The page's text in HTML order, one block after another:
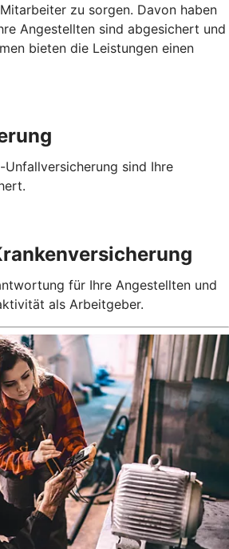
zu sorgen. Davon haben
Angestellten sind abgesichert und
bieten die Leistungen einen
sind Ihre
für Ihre Angestellten und
als Arbeitgeber.